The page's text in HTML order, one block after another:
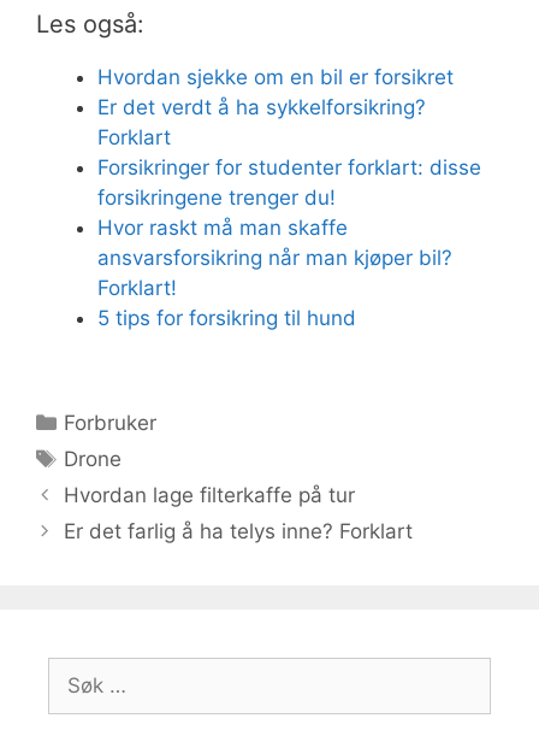
Les også:
Hvordan sjekke om en bil er forsikret
Er det verdt å ha sykkelforsikring?
Forklart
Forsikringer for studenter forklart: disse
forsikringene trenger du!
Hvor raskt må man skaffe
ansvarsforsikring når man kjøper bil?
Forklart!
5 tips for forsikring til hund
Kategorier
Forbruker
Stikkord
Drone
Hvordan lage filterkaffe på tur
Er det farlig å ha telys inne? Forklart
Søk
etter: